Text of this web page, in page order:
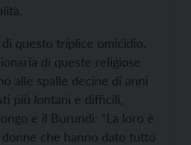
questo triplice omicidio,
di queste religiose
alle spalle decine di anni
più lontani e difficili,
e il Burundi: “La loro è
che hanno dato tutto